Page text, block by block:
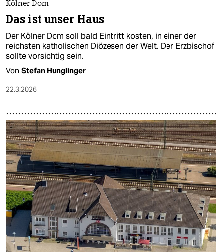
Kölner Dom
Das ist unser Haus
Der Kölner Dom soll bald Eintritt kosten, in einer der
reichsten katholischen Diözesen der Welt. Der Erzbischof
sollte vorsichtig sein.
Von Stefan Hunglinger
22.3.2026